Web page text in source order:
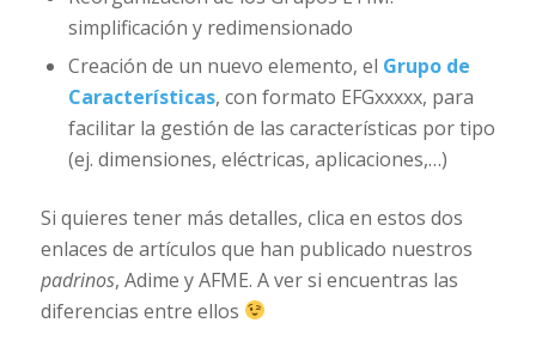
simplificación y redimensionado
Creación de un nuevo elemento, el Grupo de
Características, con formato EFGxxxxx, para
facilitar la gestión de las características por tipo
(ej. dimensiones, eléctricas, aplicaciones,…)
Si quieres tener más detalles, clica en estos dos
enlaces de artículos que han publicado nuestros
padrinos, Adime y AFME. A ver si encuentras las
diferencias entre ellos